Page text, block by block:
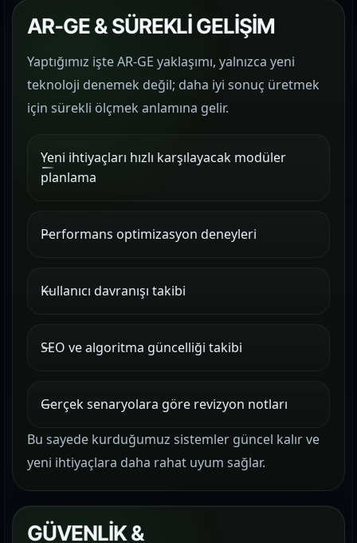
AR-GE & SÜREKLİ GELİŞİM
Yaptığımız işte AR-GE yaklaşımı, yalnızca yeni
teknoloji denemek değil; daha iyi sonuç üretmek
için sürekli ölçmek anlamına gelir.
Yeni ihtiyaçları hızlı karşılayacak modüler
planlama
Performans optimizasyon deneyleri
Kullanıcı davranışı takibi
SEO ve algoritma güncelliği takibi
Gerçek senaryolara göre revizyon notları
Bu sayede kurduğumuz sistemler güncel kalır ve
yeni ihtiyaçlara daha rahat uyum sağlar.
GÜVENLİK &